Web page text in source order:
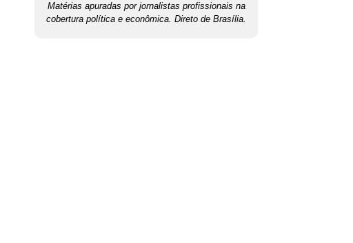
Matérias apuradas por jornalistas profissionais na
cobertura política e econômica. Direto de Brasília.